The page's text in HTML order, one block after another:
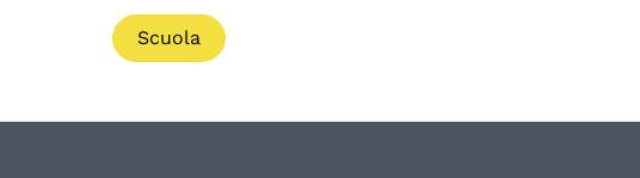
Scuola